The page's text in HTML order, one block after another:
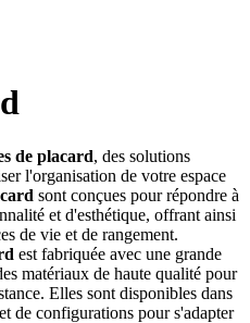
de placard, des solutions
l'organisation de votre espace
sont conçues pour répondre à
et d'esthétique, offrant ainsi
de vie et de rangement.
est fabriquée avec une grande
matériaux de haute qualité pour
Elles sont disponibles dans
de configurations pour s'adapter